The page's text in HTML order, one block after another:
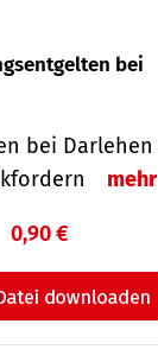
bei
bei Darlehen
mehr
0,90 €